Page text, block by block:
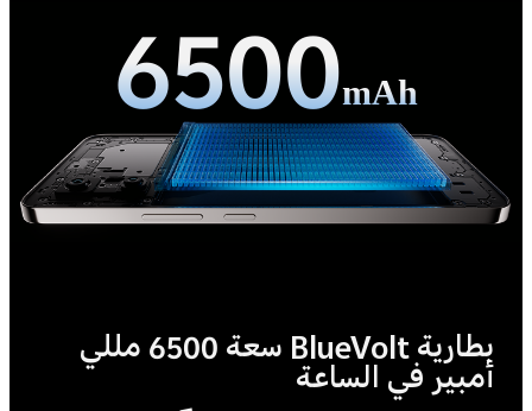
mAh
6500
بطارية BlueVolt سعة 6500 مللي
أمبير في الساعة